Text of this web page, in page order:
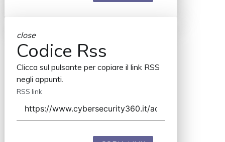
close
Codice Rss
Clicca sul pulsante per copiare il link RSS
negli appunti.
RSS link